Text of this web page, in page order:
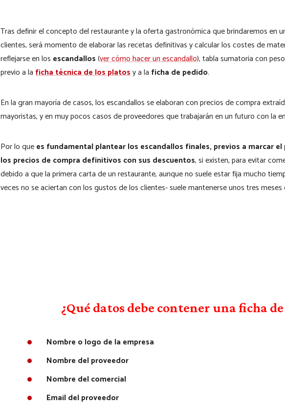
Tras definir el concepto del restaurante y la oferta gastronómica que brindaremos en
clientes, será momento de elaborar las recetas definitivas y calcular los costes de
reflejarse en los escandallos(ver cómo hacer un escandallo), tabla sumatoria con
previo a laficha técnica de los platosy a la ficha de pedido.
En la gran mayoría de casos, los escandallos se elaboran con precios de compra
mayoristas, y en muy pocos casos de proveedores que trabajarán en un futuro con la
Por lo quees fundamental plantear los escandallos finales, previos a marcar
los precios de compra definitivos con sus descuentos, si existen, para evitar
debido a que la primera carta de un restaurante, aunque no suele estar fija mucho
veces no se aciertan con los gustos de los clientes- suele mantenerse unos tres meses
¿Qué datos debe contener una ficha
Nombre o logo de la empresa
Nombre del proveedor
Nombre del comercial
Email del proveedor